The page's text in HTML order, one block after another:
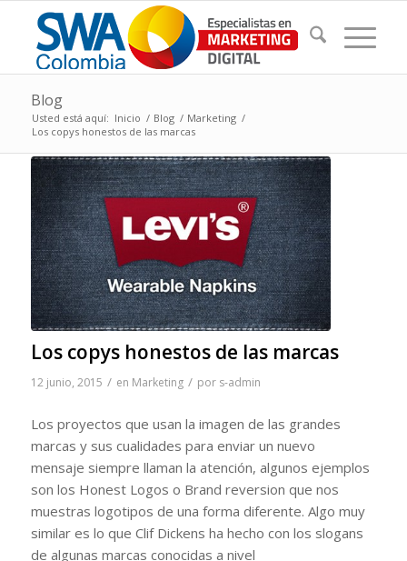
Blog
Usted está aquí: Inicio / Blog / Marketing /
Los copys honestos de las marcas
Los copys honestos de las marcas
12 junio, 2015 / en Marketing / por s-admin
Los proyectos que usan la imagen de las grandes
marcas y sus cualidades para enviar un nuevo
mensaje siempre llaman la atención, algunos ejemplos
son los Honest Logos o Brand reversion que nos
muestras logotipos de una forma diferente. Algo muy
similar es lo que Clif Dickens ha hecho con los slogans
de algunas marcas conocidas a nivel